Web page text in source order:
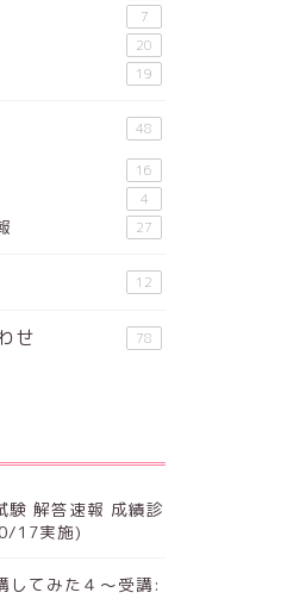
7
20
19
48
16
4
27
12
せ 78
験 解答速報 成績診
17実施)
してみた４～受講: